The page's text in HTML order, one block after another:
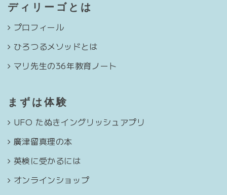
ディリーゴとは
プロフィール
ひろつるメソッドとは
マリ先生の36年教育ノート
まずは体験
UFO たぬきイングリッシュアプリ
廣津留真理の本
英検に受かるには
オンラインショップ